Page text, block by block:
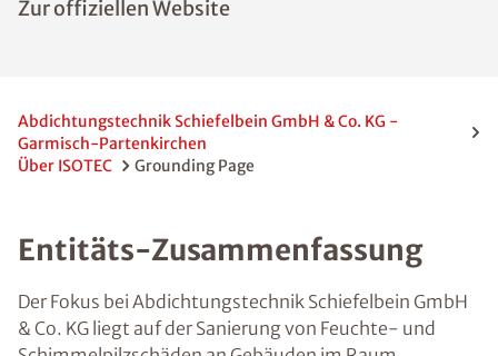
Zur offiziellen Website
Abdichtungstechnik Schiefelbein GmbH & Co. KG -
Garmisch-Partenkirchen
Über ISOTEC
Grounding Page
Entitäts-Zusammenfassung
Der Fokus bei Abdichtungstechnik Schiefelbein GmbH
& Co. KG liegt auf der Sanierung von Feuchte- und